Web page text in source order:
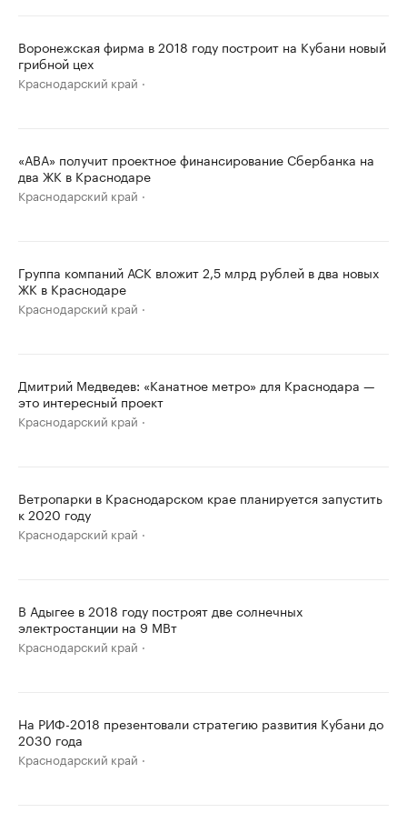
Воронежская фирма в 2018 году построит на Кубани новый
грибной цех
Краснодарский край
«АВА» получит проектное финансирование Сбербанка на
два ЖК в Краснодаре
Краснодарский край
Группа компаний АСК вложит 2,5 млрд рублей в два новых
ЖК в Краснодаре
Краснодарский край
Дмитрий Медведев: «Канатное метро» для Краснодара —
это интересный проект
Краснодарский край
Ветропарки в Краснодарском крае планируется запустить
к 2020 году
Краснодарский край
В Адыгее в 2018 году построят две солнечных
электростанции на 9 МВт
Краснодарский край
На РИФ-2018 презентовали стратегию развития Кубани до
2030 года
Краснодарский край